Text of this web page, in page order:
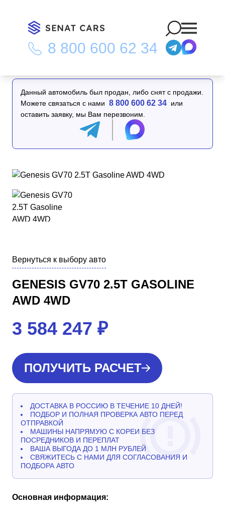
8 800 600 62 34
Главная Каталог/Genesis GV70 2.5T Gasoline AWD 4WD
Данный автомобиль был продан, либо снят с продажи.
Можете связаться с нами 8 800 600 62 34 или
оставить заявку, мы Вам перезвоним.
Вернуться к выбору авто
GENESIS GV70 2.5T GASOLINE
AWD 4WD
3 584 247 ₽
ПОЛУЧИТЬ РАСЧЕТ
ДОСТАВКА В РОССИЮ В ТЕЧЕНИЕ 10 ДНЕЙ!
ПОДБОР И ПОЛНАЯ ПРОВЕРКА АВТО ПЕРЕД
ОТПРАВКОЙ
МАШИНЫ НАПРЯМУЮ С КОРЕИ БЕЗ
ПОСРЕДНИКОВ И ПЕРЕПЛАТ
ВАША ВЫГОДА ДО 1 МЛН РУБЛЕЙ
СВЯЖИТЕСЬ С НАМИ ДЛЯ СОГЛАСОВАНИЯ И
ПОДБОРА АВТО
Основная информация: